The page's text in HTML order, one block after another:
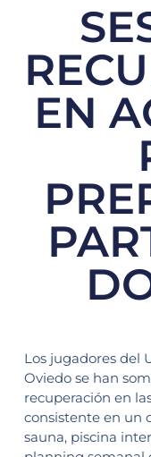
EN
Los jugadores del
Oviedo se han
recuperación en
consistente en un
sauna, piscina